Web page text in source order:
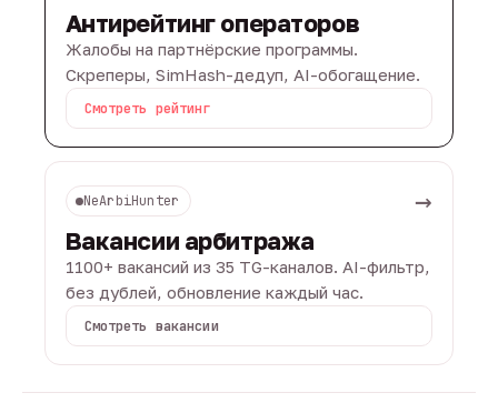
Антирейтинг операторов
Жалобы на партнёрские программы.
Скреперы, SimHash-дедуп, AI-обогащение.
Смотреть рейтинг
NeArbiHunter →
Вакансии арбитража
1100+ вакансий из 35 TG-каналов. AI-фильтр,
без дублей, обновление каждый час.
Смотреть вакансии